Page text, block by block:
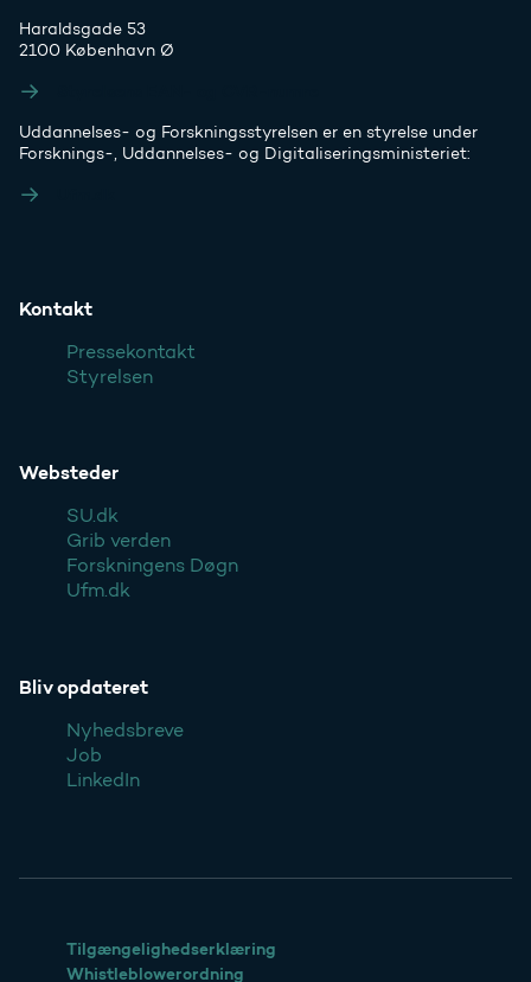
Haraldsgade 53
2100 København Ø
Uddannelses- og Forskningsstyrelsen er en styrelse under
Forsknings-, Uddannelses- og Digitaliseringsministeriet:
Kontakt
Pressekontakt
Styrelsen
Websteder
SU.dk
Grib verden
Forskningens Døgn
Ufm.dk
Bliv opdateret
Nyhedsbreve
Job
LinkedIn
Tilgængelighedserklæring
Whistleblowerordning